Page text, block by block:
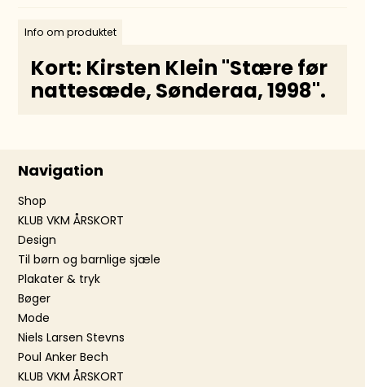
Info om produktet
Kort: Kirsten Klein ''Stære før
nattesæde, Sønderaa, 1998''.
Navigation
Shop
KLUB VKM ÅRSKORT
Design
Til børn og barnlige sjæle
Plakater & tryk
Bøger
Mode
Niels Larsen Stevns
Poul Anker Bech
KLUB VKM ÅRSKORT